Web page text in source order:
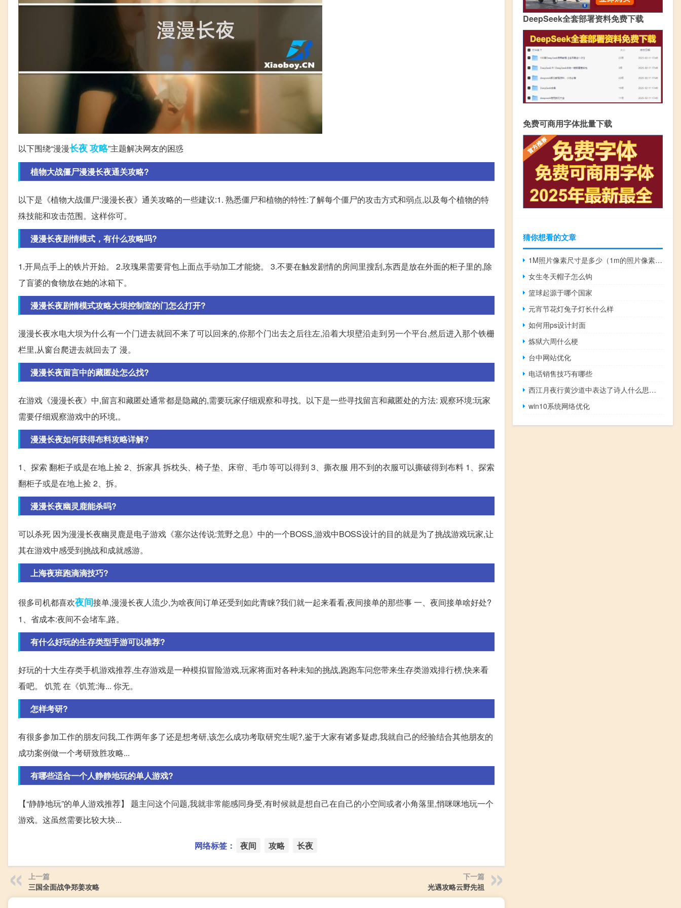
以下围绕“漫漫长夜攻略”主题解决网友的困惑
植物大战僵尸漫漫长夜通关攻略?
以下是《植物大战僵尸:漫漫长夜》通关攻略的一些建议:1. 熟悉僵尸和植物的特性:了解每个僵尸的攻击方式和弱点,以及每个植物的特
殊技能和攻击范围。这样你可。
漫漫长夜剧情模式，有什么攻略吗?
1.开局点手上的铁片开始。 2.玫瑰果需要背包上面点手动加工才能烧。 3.不要在触发剧情的房间里搜刮,东西是放在外面的柜子里的,除
了盲婆的食物放在她的冰箱下。
漫漫长夜剧情模式攻略大坝控制室的门怎么打开?
漫漫长夜水电大坝为什么有一个门进去就回不来了可以回来的,你那个门出去之后往左,沿着大坝壁沿走到另一个平台,然后进入那个铁栅
栏里,从窗台爬进去就回去了 漫。
漫漫长夜留言中的藏匿处怎么找?
在游戏《漫漫长夜》中,留言和藏匿处通常都是隐藏的,需要玩家仔细观察和寻找。以下是一些寻找留言和藏匿处的方法: 观察环境:玩家
需要仔细观察游戏中的环境,。
漫漫长夜如何获得布料攻略详解?
1、探索 翻柜子或是在地上捡 2、拆家具 拆枕头、椅子垫、床帘、毛巾等可以得到 3、撕衣服 用不到的衣服可以撕破得到布料 1、探索
翻柜子或是在地上捡 2、拆。
漫漫长夜幽灵鹿能杀吗?
可以杀死 因为漫漫长夜幽灵鹿是电子游戏《塞尔达传说:荒野之息》中的一个BOSS,游戏中BOSS设计的目的就是为了挑战游戏玩家,让
其在游戏中感受到挑战和成就感游。
上海夜班跑滴滴技巧?
很多司机都喜欢夜间接单,漫漫长夜人流少,为啥夜间订单还受到如此青睐?我们就一起来看看,夜间接单的那些事 一、夜间接单啥好处?
1、省成本:夜间不会堵车,路。
有什么好玩的生存类型手游可以推荐?
好玩的十大生存类手机游戏推荐,生存游戏是一种模拟冒险游戏,玩家将面对各种未知的挑战,跑跑车问您带来生存类游戏排行榜,快来看
看吧。 饥荒 在《饥荒:海... 你无。
怎样考研?
有很多参加工作的朋友问我,工作两年多了还是想考研,该怎么成功考取研究生呢?,鉴于大家有诸多疑虑,我就自己的经验结合其他朋友的
成功案例做一个考研致胜攻略...
有哪些适合一个人静静地玩的单人游戏?
【“静静地玩”的单人游戏推荐】 题主问这个问题,我就非常能感同身受,有时候就是想自己在自己的小空间或者小角落里,悄咪咪地玩一个
游戏。这虽然需要比较大块...
网络标签： 夜间 攻略 长夜
上一篇
三国全面战争郑姜攻略
下一篇
光遇攻略云野先祖
DeepSeek全套部署资料免费下载
免费可商用字体批量下载
猜你想看的文章
1M照片像素尺寸是多少（1m的照片像素是多少）
女生冬天帽子怎么钩
篮球起源于哪个国家
元宵节花灯兔子灯长什么样
如何用ps设计封面
炼狱六周什么梗
台中网站优化
电话销售技巧有哪些
西江月夜行黄沙道中表达了诗人什么思想感情
win10系统网络优化